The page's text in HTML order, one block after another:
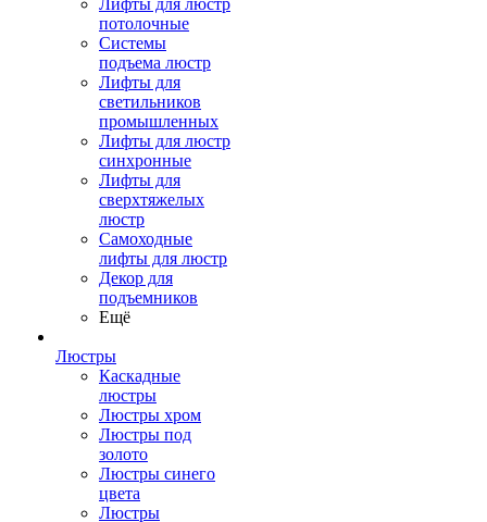
Лифты для люстр
потолочные
Системы
подъема люстр
Лифты для
светильников
промышленных
Лифты для люстр
синхронные
Лифты для
сверхтяжелых
люстр
Самоходные
лифты для люстр
Декор для
подъемников
Ещё
Люстры
Каскадные
люстры
Люстры хром
Люстры под
золото
Люстры синего
цвета
Люстры